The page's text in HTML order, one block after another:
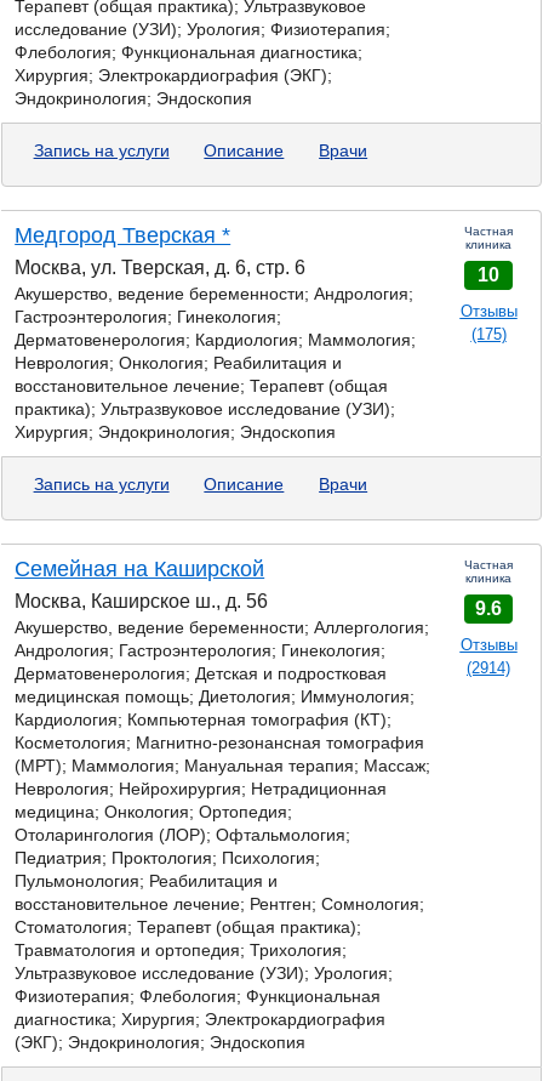
Терапевт (общая практика); Ультразвуковое
исследование (УЗИ); Урология; Физиотерапия;
Флебология; Функциональная диагностика;
Хирургия; Электрокардиография (ЭКГ);
Эндокринология; Эндоскопия
Запись на услуги Описание Врачи
Медгород Тверская *
Москва, ул. Тверская, д. 6, стр. 6
Акушерство, ведение беременности; Андрология;
Гастроэнтерология; Гинекология;
Дерматовенерология; Кардиология; Маммология;
Неврология; Онкология; Реабилитация и
восстановительное лечение; Терапевт (общая
практика); Ультразвуковое исследование (УЗИ);
Хирургия; Эндокринология; Эндоскопия
Частная
клиника
10
Отзывы
(175)
Запись на услуги Описание Врачи
Семейная на Каширской
Москва, Каширское ш., д. 56
Акушерство, ведение беременности; Аллергология;
Андрология; Гастроэнтерология; Гинекология;
Дерматовенерология; Детская и подростковая
медицинская помощь; Диетология; Иммунология;
Кардиология; Компьютерная томография (КТ);
Косметология; Магнитно-резонансная томография
(МРТ); Маммология; Мануальная терапия; Массаж;
Неврология; Нейрохирургия; Нетрадиционная
медицина; Онкология; Ортопедия;
Отоларингология (ЛОР); Офтальмология;
Педиатрия; Проктология; Психология;
Пульмонология; Реабилитация и
восстановительное лечение; Рентген; Сомнология;
Стоматология; Терапевт (общая практика);
Травматология и ортопедия; Трихология;
Ультразвуковое исследование (УЗИ); Урология;
Физиотерапия; Флебология; Функциональная
диагностика; Хирургия; Электрокардиография
(ЭКГ); Эндокринология; Эндоскопия
Частная
клиника
9.6
Отзывы
(2914)